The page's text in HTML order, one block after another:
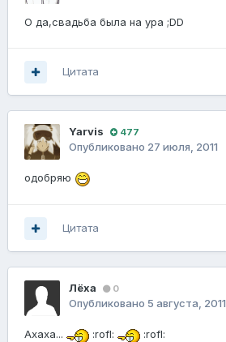
О да,свадьба была на ура ;DD
Цитата
Yarvis 477
Опубликовано 27 июля, 2011
одобряю
Цитата
Лёха 0
Опубликовано 5 августа, 2011
Ахаха... :rofl: :rofl: